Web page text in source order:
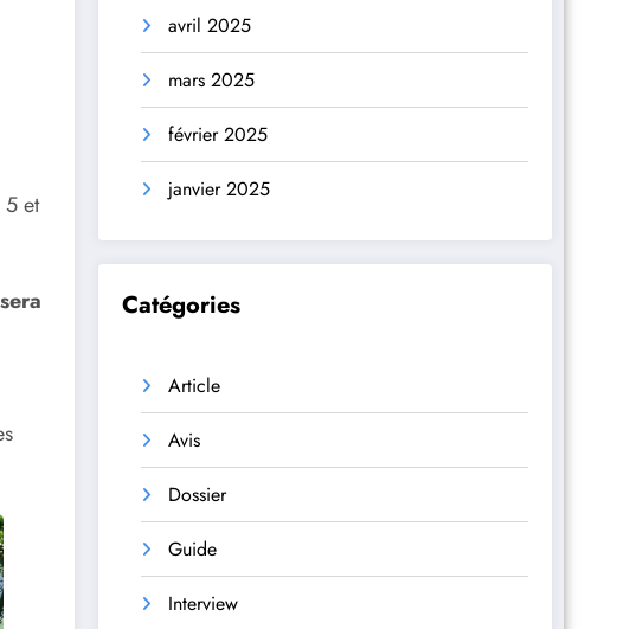
5 et
avril 2025
mars 2025
février 2025
janvier 2025
Catégories
Article
Avis
Dossier
Guide
Interview